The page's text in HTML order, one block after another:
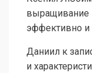
выращивание
эффективно и
Даниил к
и